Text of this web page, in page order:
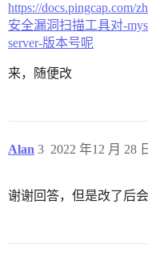
https://docs.pingcap.com/
安全漏洞扫描工具对-
server-版本号呢
来，随便改
Alan 2022 年12 月 28
3
谢谢回答，但是改了后